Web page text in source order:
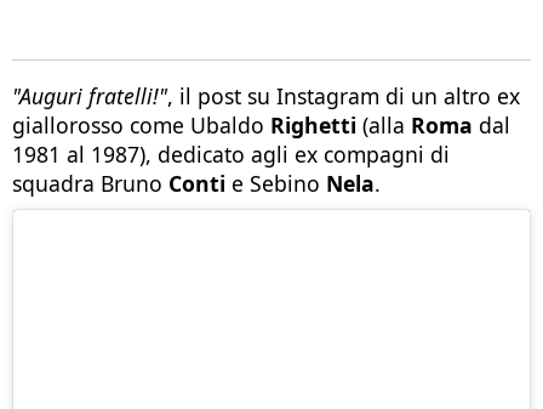
"Auguri fratelli!", il post su Instagram di un altro ex
giallorosso come Ubaldo Righetti (alla Roma dal
1981 al 1987), dedicato agli ex compagni di
squadra Bruno Conti e Sebino Nela.